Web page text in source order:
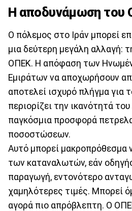
Η αποδυνάμωση του
Ο πόλεμος στο Ιράν μπορεί
μια δεύτερη μεγάλη αλλαγή:
ΟΠΕΚ. Η απόφαση των
Εμιράτων να αποχωρήσουν
αποτελεί ισχυρό πλήγμα για
περιορίζει την ικανότητά
παγκόσμια προσφορά
ποσοστώσεων.
Αυτό μπορεί μακροπρόθεσμα
των καταναλωτών, εάν
παραγωγή, εντονότερο
χαμηλότερες τιμές. Μπορεί
αγορά πιο απρόβλεπτη. Ο